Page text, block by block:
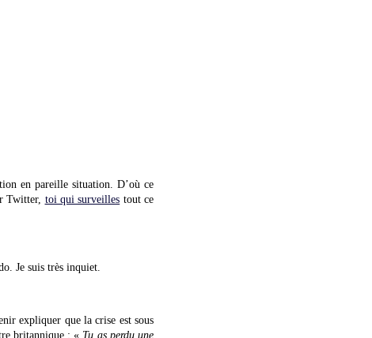
en pareille situation. D’où ce
Twitter, toi qui surveilles tout ce
Je suis très inquiet.
expliquer que la crise est sous
britannique : « Tu as perdu une